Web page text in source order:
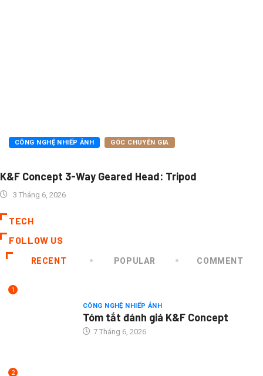
CÔNG NGHỆ NHIẾP ẢNH GÓC CHUYÊN GIA
K&F Concept 3-Way Geared Head: Tripod
3 Tháng 6, 2026
TECH
FOLLOW US
RECENT POPULAR COMMENT
1
CÔNG NGHỆ NHIẾP ẢNH
Tóm tắt đánh giá K&F Concept
7 Tháng 6, 2026
2